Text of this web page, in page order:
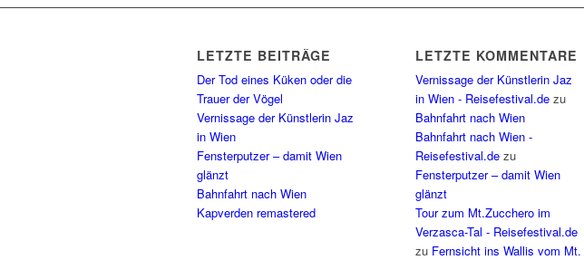
LETZTE BEITRÄGE
Der Tod eines Küken oder die
Trauer der Vögel
Vernissage der Künstlerin Jaz
in Wien
Fensterputzer – damit Wien
glänzt
Bahnfahrt nach Wien
Kapverden remastered
LETZTE KOMMENTARE
Vernissage der Künstlerin Jaz
in Wien - Reisefestival.de zu
Bahnfahrt nach Wien
Bahnfahrt nach Wien -
Reisefestival.de zu
Fensterputzer – damit Wien
glänzt
Tour zum Mt.Zucchero im
Verzasca-Tal - Reisefestival.de
zu Fernsicht ins Wallis vom Mt.